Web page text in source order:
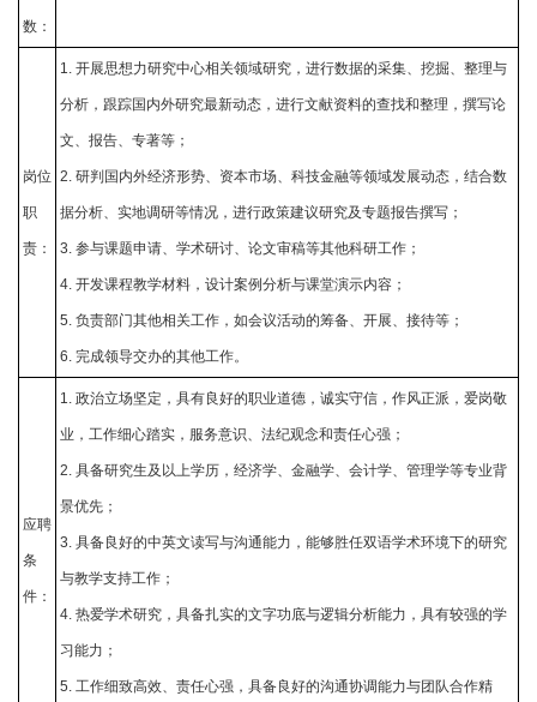
数：
岗位
职
责：
1. 开展思想力研究中心相关领域研究，进行数据的采集、挖掘、整理与
分析，跟踪国内外研究最新动态，进行文献资料的查找和整理，撰写论
文、报告、专著等；
2. 研判国内外经济形势、资本市场、科技金融等领域发展动态，结合数
据分析、实地调研等情况，进行政策建议研究及专题报告撰写；
3. 参与课题申请、学术研讨、论文审稿等其他科研工作；
4. 开发课程教学材料，设计案例分析与课堂演示内容；
5. 负责部门其他相关工作，如会议活动的筹备、开展、接待等；
6. 完成领导交办的其他工作。
应聘
条
件：
1. 政治立场坚定，具有良好的职业道德，诚实守信，作风正派，爱岗敬
业，工作细心踏实，服务意识、法纪观念和责任心强；
2. 具备研究生及以上学历，经济学、金融学、会计学、管理学等专业背
景优先；
3. 具备良好的中英文读写与沟通能力，能够胜任双语学术环境下的研究
与教学支持工作；
4. 热爱学术研究，具备扎实的文字功底与逻辑分析能力，具有较强的学
习能力；
5. 工作细致高效、责任心强，具备良好的沟通协调能力与团队合作精